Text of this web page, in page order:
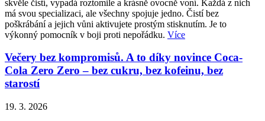
skvěle čistí, vypadá roztomile a krásně ovocně voní. Každá z nich
má svou specializaci, ale všechny spojuje jedno. Čistí bez
poškrábání a jejich vůni aktivujete prostým stisknutím. Je to
výkonný pomocník v boji proti nepořádku. Více
Večery bez kompromisů. A to díky novince Coca-
Cola Zero Zero – bez cukru, bez kofeinu, bez
starostí
19. 3. 2026